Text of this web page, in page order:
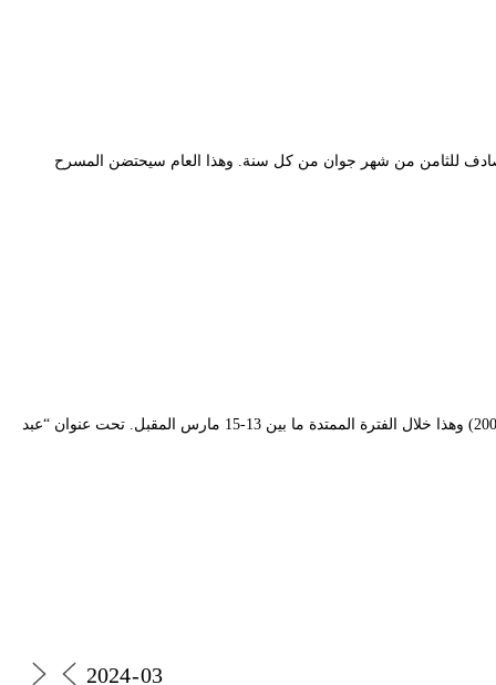
للثامن من شهر جوان من كل سنة. وهذا العام سيحتضن المسرح
يستعد المسرح الوطني الجزائري محي الدين بشطارزي لتنظيم أيام فكرية تحتفي برائد السينوغرافيا المعاصرة الفنان الجزائري الكبير عبد القادر فراح (1926-2005) وهذا خلال الفترة الممتدة ما بين 13-15 مارس المقبل. تحت عنوان “عبد